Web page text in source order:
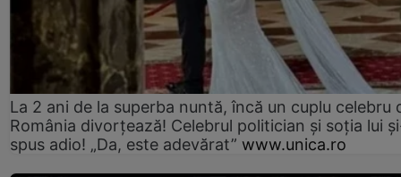
La 2 ani de la superba nuntă, încă un cuplu celebru
România divorțează! Celebrul politician și soția lui
spus adio! „Da, este adevărat” www.unica.ro